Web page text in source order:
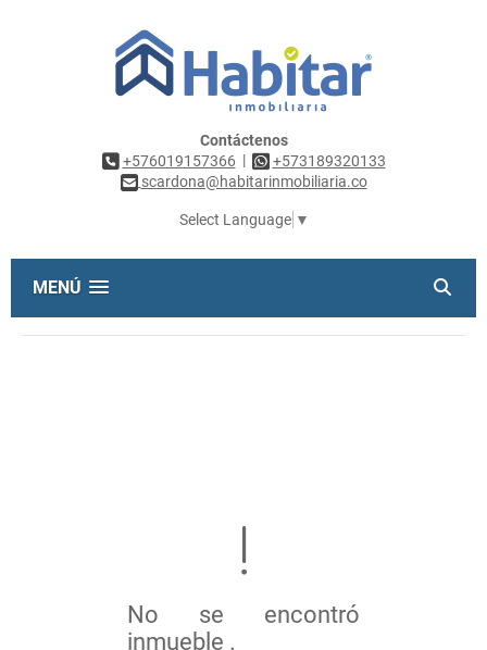
Contáctenos
+576019157366 |
+573189320133
scardona@habitarinmobiliaria.co
Select Language ▼
MENÚ
No se encontró
inmueble .